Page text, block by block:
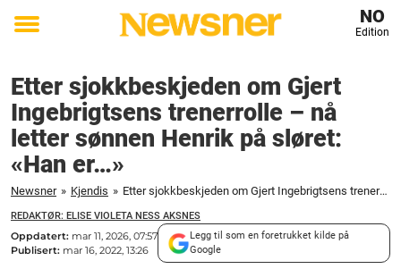
Toggle
NO
Edition
Etter sjokkbeskjeden om Gjert
Ingebrigtsens trenerrolle – nå
letter sønnen Henrik på sløret:
«Han er…»
Newsner » Kjendis » Etter sjokkbeskjeden om Gjert Ingebrigtsens trenerrolle - nå letter sønnen Henrik på sløret: "Han er..."
REDAKTØR: ELISE VIOLETA NESS AKSNES
Oppdatert: mar 11, 2026, 07:57
Publisert: mar 16, 2022, 13:26
Legg til som en foretrukket kilde på
Google